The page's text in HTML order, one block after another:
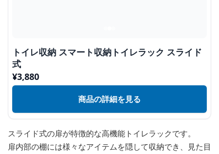
トイレ収納 スマート収納トイレラック スライド
式
¥3,880
商品の詳細を見る
スライド式の扉が特徴的な高機能トイレラックです。
扉内部の棚には様々なアイテムを隠して収納でき、見た目